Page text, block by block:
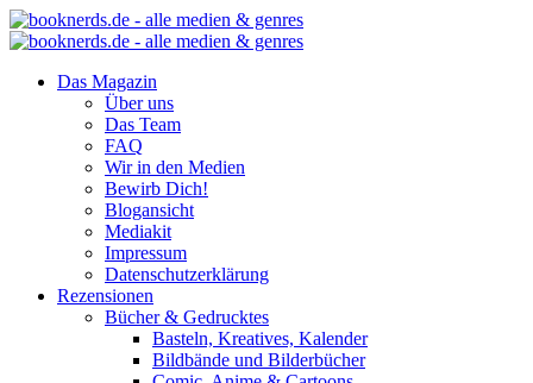
Das Magazin
Über uns
Das Team
FAQ
Wir in den Medien
Bewirb Dich!
Blogansicht
Mediakit
Impressum
Datenschutzerklärung
Rezensionen
Bücher & Gedrucktes
Basteln, Kreatives, Kalender
Bildbände und Bilderbücher